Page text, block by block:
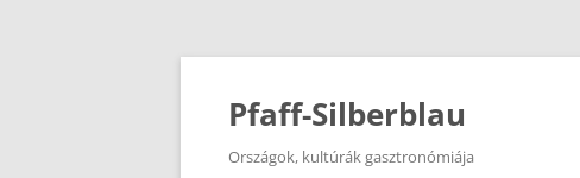
Kilépés
tartalomba
Pfaff-Silberblau
Országok, kultúrák gasztronómiája